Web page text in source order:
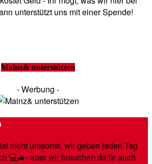
unterstützt uns mit einer Spende!
Mainz& unterstützen
- Werbung -
nicht umsonst, wir geben jeden Tag
💻🚙- aber wir brauchen dafür auch